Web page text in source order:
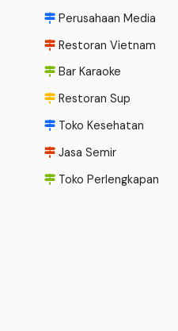
Perusahaan Media
Restoran Vietnam
Bar Karaoke
Restoran Sup
Toko Kesehatan
Jasa Semir
Toko Perlengkapan